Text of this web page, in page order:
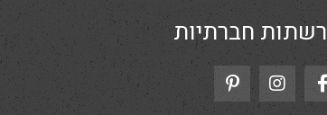
רשתות חברתיות